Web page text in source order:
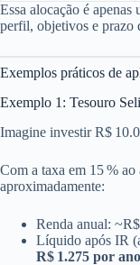
Essa alocação é apenas
perfil, objetivos e prazo
Exemplos práticos de
Exemplo 1: Tesouro
Imagine investir R$
Com a taxa em 15 %
aproximadamente:
Renda anual:
Líquido após IR
R$ 1.275 por ano